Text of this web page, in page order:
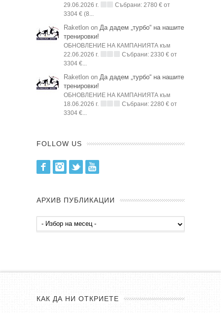
29.06.2026 г.
Събрани: 2780 € от
3304 € (8...
Raketlon on Да дадем „турбо“ на нашите
тренировки!
ОБНОВЛЕНИЕ НА КАМПАНИЯТА към
22.06.2026 г.
Събрани: 2330 € от
3304 €...
Raketlon on Да дадем „турбо“ на нашите
тренировки!
ОБНОВЛЕНИЕ НА КАМПАНИЯТА към
18.06.2026 г.
Събрани: 2280 € от
3304 €...
FOLLOW US
FacebookInstagram
Twitter
АРХИВ ПУБЛИКАЦИИ
Архив
публикации
КАК ДА НИ ОТКРИЕТЕ